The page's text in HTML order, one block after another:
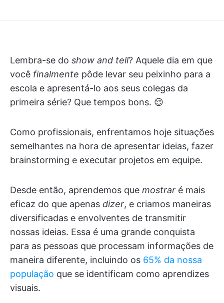
Lembra-se do show and tell? Aquele dia em que
você finalmente pôde levar seu peixinho para a
escola e apresentá-lo aos seus colegas da
primeira série? Que tempos bons. 😌
Como profissionais, enfrentamos hoje situações
semelhantes na hora de apresentar ideias, fazer
brainstorming e executar projetos em equipe.
Desde então, aprendemos que mostrar é mais
eficaz do que apenas dizer, e criamos maneiras
diversificadas e envolventes de transmitir
nossas ideias. Essa é uma grande conquista
para as pessoas que processam informações de
maneira diferente, incluindo os 65% da nossa
população que se identificam como aprendizes
visuais.